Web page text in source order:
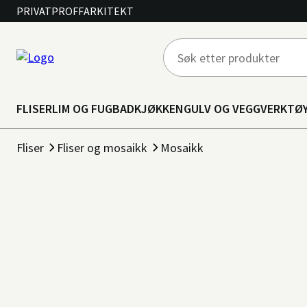
PRIVATPROFFARKITEKT
FLISERLIM OG FUGBADKJØKKENGULV OG VEGG
Fliser Fliser og mosaikk Mosaikk